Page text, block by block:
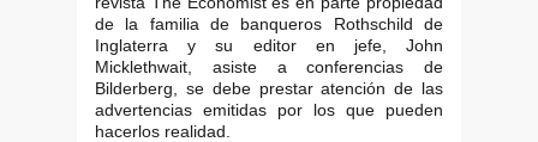
de la familia de banqueros Rothschild de
Inglaterra y su editor en jefe, John
Micklethwait, asiste a conferencias de
Bilderberg, se debe prestar atención de las
advertencias emitidas por los que pueden
hacerlos realidad.